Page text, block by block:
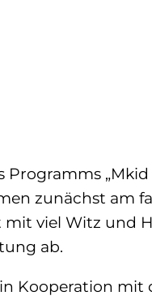
zunächst am
viel Witz und
ab.
Kooperation